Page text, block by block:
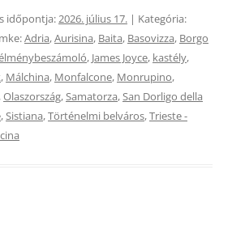
időpontja:2026. július 17. | Kategória:
Adria,Aurisina, Baita, Basovizza, Borgo
, James Joyce, kastély,
, Málchina, Monfalcone, Monrupino,
,Olaszország,Samatorza,San Dorligo della
,Sistiana,Történelmi belváros,Trieste -